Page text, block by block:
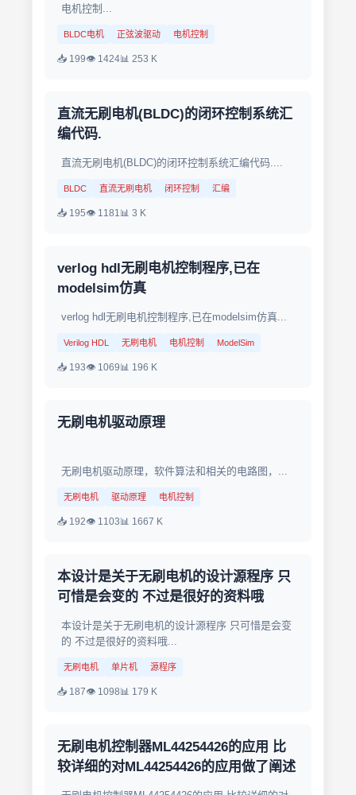
电机控制...
BLDC电机 正弦波驱动 电机控制
📥 199👁 1424📊 253 K
直流无刷电机(BLDC)的闭环控制系统汇
编代码.
直流无刷电机(BLDC)的闭环控制系统汇编代码....
BLDC 直流无刷电机 闭环控制 汇编
📥 195👁 1181📊 3 K
verlog hdl无刷电机控制程序,已在
modelsim仿真
verlog hdl无刷电机控制程序,已在modelsim仿真...
Verilog HDL 无刷电机 电机控制 ModelSim
📥 193👁 1069📊 196 K
无刷电机驱动原理
无刷电机驱动原理，软件算法和相关的电路图，...
无刷电机 驱动原理 电机控制
📥 192👁 1103📊 1667 K
本设计是关于无刷电机的设计源程序 只
可惜是会变的 不过是很好的资料哦
本设计是关于无刷电机的设计源程序 只可惜是会变
的 不过是很好的资料哦...
无刷电机 单片机 源程序
📥 187👁 1098📊 179 K
无刷电机控制器ML44254426的应用 比
较详细的对ML44254426的应用做了阐述